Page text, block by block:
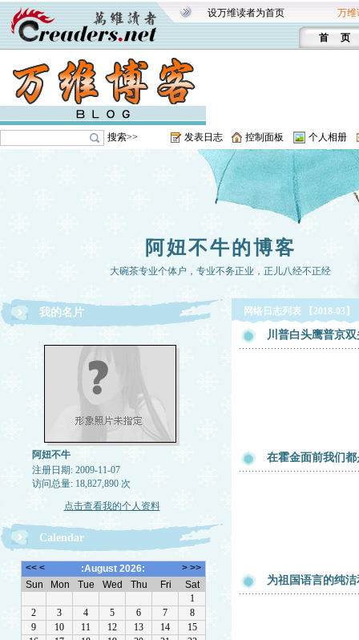
设万维读者为首页 万维
首 页
搜索>> 发表日志 控制面板 个人相册
阿妞不牛的博客
大碗茶专业个体户，专业不务正业，正儿八经不正经
我的名片
阿妞不牛
注册日期: 2009-11-07
访问总量: 18,827,890 次
点击查看我的个人资料
Calendar
网络日志列表 【2018-03】
川普白头鹰普京
在霍金面前我们
为祖国语言的纯